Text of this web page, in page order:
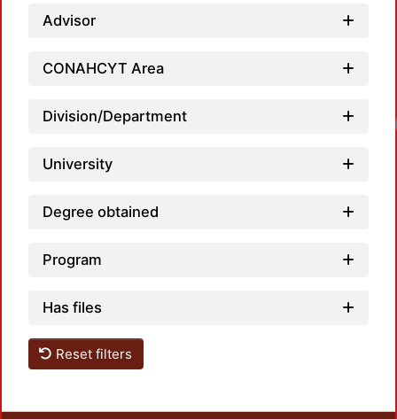
Advisor
CONAHCYT Area
Division/Department
University
Degree obtained
Program
Has files
Reset filters